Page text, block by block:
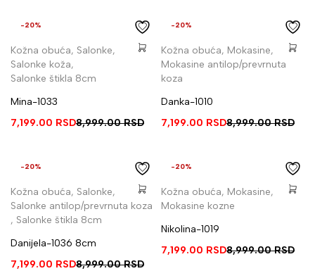
-20%
Kožna obuća, Salonke,
Salonke koža,
Salonke štikla 8cm
Mina-1033
8,999.00RSD
7,199.00 RSD
-20%
Kožna obuća, Mokasine,
Mokasine antilop/prevrnuta
koza
Danka-1010
8,999.00RSD
7,199.00 RSD
-20%
Kožna obuća, Salonke,
Salonke antilop/prevrnuta koza
, Salonke štikla 8cm
Danijela-1036 8cm
8,999.00RSD
7,199.00 RSD
-20%
Kožna obuća, Mokasine,
Mokasine kozne
Nikolina-1019
8,999.00RSD
7,199.00 RSD